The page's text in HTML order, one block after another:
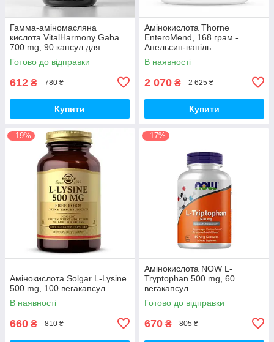
Гамма-аміномасляна
кислота VitalHarmony Gaba
700 mg, 90 капсул для
розслабленню та зниження
стресу
Готово до відправки
612 ₴ 780 ₴
Купити
Амінокислота Thorne
EnteroMend, 168 грам -
Апельсин-ваніль
В наявності
2 070 ₴ 2 625 ₴
Купити
–19%
Амінокислота Solgar L-Lysine
500 mg, 100 вегакапсул
В наявності
660 ₴ 810 ₴
–17%
Амінокислота NOW L-
Tryptophan 500 mg, 60
вегакапсул
Готово до відправки
670 ₴ 805 ₴